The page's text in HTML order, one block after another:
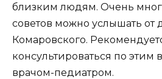
близким людям. Очень
советов можно услышать от
Комаровского.
консультироваться по этим
врачом-педиатром.